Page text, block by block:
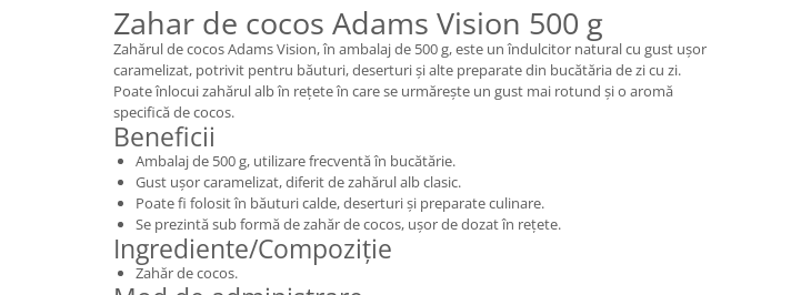
Zahar de cocos Adams Vision 500 g
Zahărul de cocos Adams Vision, în ambalaj de 500 g, este un îndulcitor natural cu gust ușor
caramelizat, potrivit pentru băuturi, deserturi și alte preparate din bucătăria de zi cu zi.
Poate înlocui zahărul alb în rețete în care se urmărește un gust mai rotund și o aromă
specifică de cocos.
Beneficii
Ambalaj de 500 g, utilizare frecventă în bucătărie.
Gust ușor caramelizat, diferit de zahărul alb clasic.
Poate fi folosit în băuturi calde, deserturi și preparate culinare.
Se prezintă sub formă de zahăr de cocos, ușor de dozat în rețete.
Ingrediente/Compoziție
Zahăr de cocos.